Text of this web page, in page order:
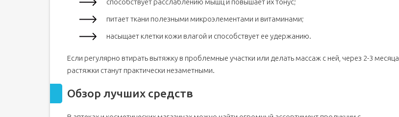
способствует расслаблению мышц и повышает их тонус;
питает ткани полезными микроэлементами и витаминами;
насыщает клетки кожи влагой и способствует ее удержанию.
Если регулярно втирать вытяжку в проблемные участки или делать массаж с ней, через 2-3 месяца
растяжки станут практически незаметными.
Обзор лучших средств